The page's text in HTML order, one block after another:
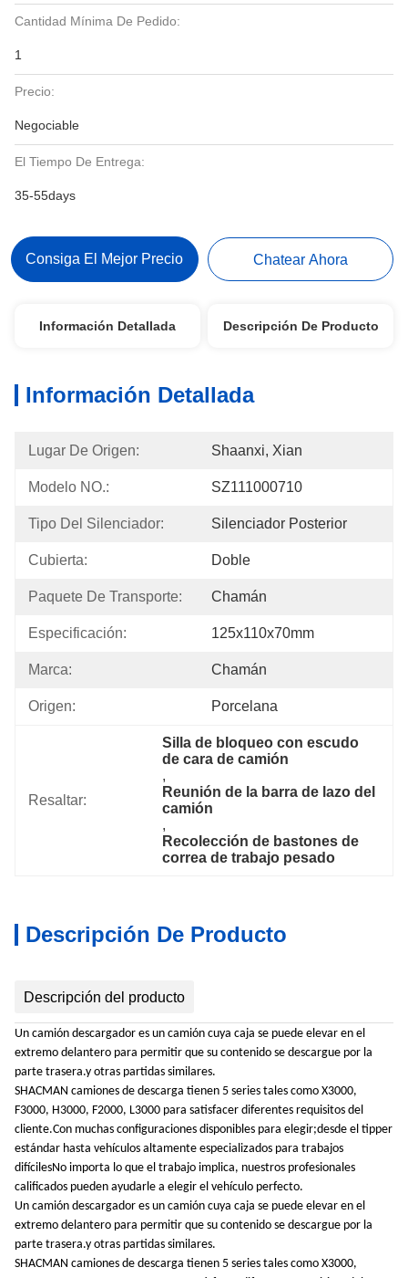
Cantidad Mínima De Pedido:
1
Precio:
Negociable
El Tiempo De Entrega:
35-55days
Consiga El Mejor Precio Chatear Ahora
Información Detallada Descripción De Producto
Información Detallada
Lugar De Origen: Shaanxi, Xian
Modelo NO.: SZ111000710
Tipo Del Silenciador: Silenciador Posterior
Cubierta: Doble
Paquete De Transporte: Chamán
Especificación: 125x110x70mm
Marca: Chamán
Origen: Porcelana
Resaltar:
Silla de bloqueo con escudo
de cara de camión
,
Reunión de la barra de lazo del
camión
,
Recolección de bastones de
correa de trabajo pesado
Descripción De Producto
Descripción del producto
Un camión descargador es un camión cuya caja se puede elevar en el
extremo delantero para permitir que su contenido se descargue por la
parte trasera.y otras partidas similares.
SHACMAN camiones de descarga tienen 5 series tales como X3000,
F3000, H3000, F2000, L3000 para satisfacer diferentes requisitos del
cliente.Con muchas configuraciones disponibles para elegir;desde el tipper
estándar hasta vehículos altamente especializados para trabajos
difícilesNo importa lo que el trabajo implica, nuestros profesionales
calificados pueden ayudarle a elegir el vehículo perfecto.
Un camión descargador es un camión cuya caja se puede elevar en el
extremo delantero para permitir que su contenido se descargue por la
parte trasera.y otras partidas similares.
SHACMAN camiones de descarga tienen 5 series tales como X3000,